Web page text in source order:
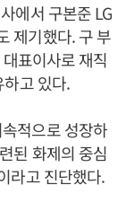
에서 구본준 LG
제기했다. 구 부
표이사로 재직
고 있다.
적으로 성장하
된 화제의 중심
라고 진단했다.